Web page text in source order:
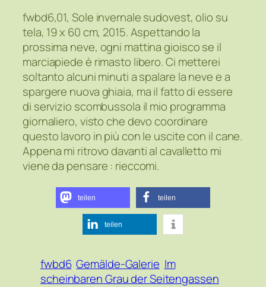
fwbd6,01, Sole invernale sudovest, olio su
tela, 19 x 60 cm, 2015. Aspettando la
prossima neve, ogni mattina gioisco se il
marciapiede è rimasto libero. Ci metterei
soltanto alcuni minuti a spalare la neve e a
spargere nuova ghiaia, ma il fatto di essere
di servizio scombussola il mio programma
giornaliero, visto che devo coordinare
questo lavoro in più con le uscite con il cane.
Appena mi ritrovo davanti al cavalletto mi
viene da pensare : rieccomi.
teilen teilen
teilen
fwbd6 Gemälde-Galerie Im
scheinbaren Grau der Seitengassen